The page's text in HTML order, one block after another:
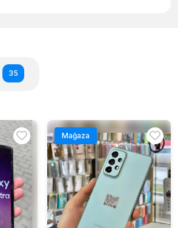
35
Mağaza